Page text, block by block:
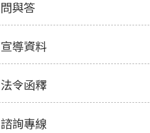
問與答
宣導資料
法令函釋
諮詢專線